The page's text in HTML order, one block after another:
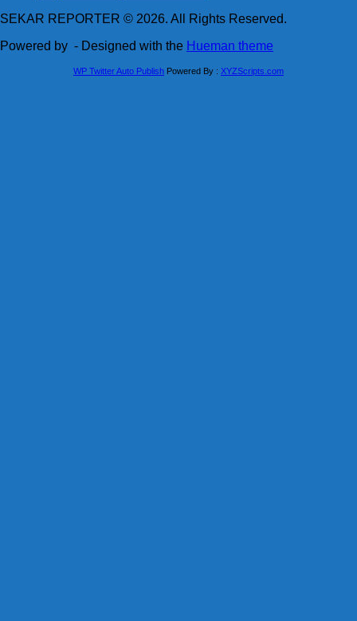
SEKAR REPORTER © 2026. All Rights Reserved.
Powered by - Designed with the Hueman theme
WP Twitter Auto Publish Powered By : XYZScripts.com